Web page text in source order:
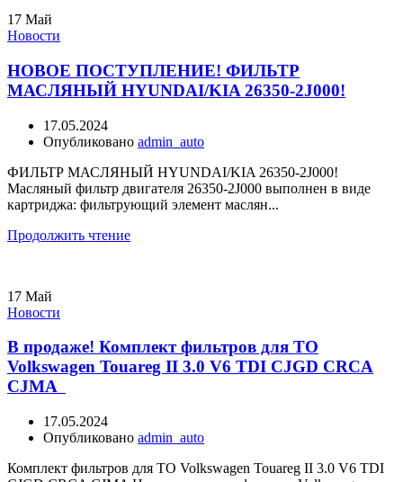
17 Май
Новости
НОВОЕ ПОСТУПЛЕНИЕ! ФИЛЬТР
МАСЛЯНЫЙ HYUNDAI/KIA 26350-2J000!
17.05.2024
Опубликовано admin_auto
ФИЛЬТР МАСЛЯНЫЙ HYUNDAI/KIA 26350-2J000!
Масляный фильтр двигателя 26350-2J000 выполнен в виде
картриджа: фильтрующий элемент маслян...
Продолжить чтение
17 Май
Новости
В продаже! Комплект фильтров для ТО
Volkswagen Touareg II 3.0 V6 TDI CJGD CRCA
CJMA
17.05.2024
Опубликовано admin_auto
Комплект фильтров для ТО Volkswagen Touareg II 3.0 V6 TDI